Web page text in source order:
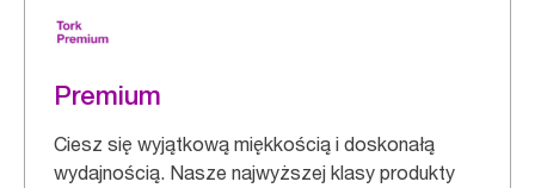
Premium
Ciesz się wyjątkową miękkością i doskonałą
wydajnością. Nasze najwyższej klasy produkty